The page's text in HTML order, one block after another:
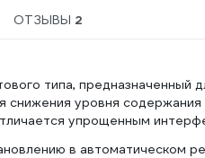
ОТЗЫВЫ 2
типа, предназначенный
уровня
упрощенным
в автоматическом